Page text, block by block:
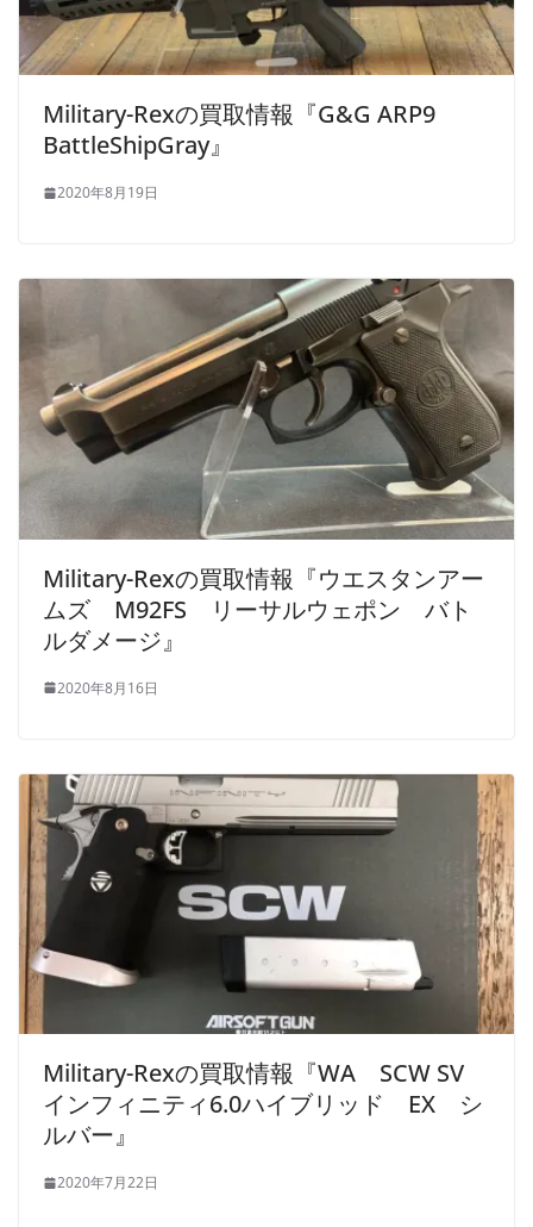
Military-Rexの買取情報『G&G ARP9
BattleShipGray』
2020年8月19日
Military-Rexの買取情報『ウエスタンアー
ムズ M92FS リーサルウェポン バト
ルダメージ』
2020年8月16日
Military-Rexの買取情報『WA SCW SV
インフィニティ6.0ハイブリッド EX シ
ルバー』
2020年7月22日